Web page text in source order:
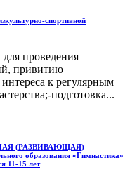
спортивной
проведения
привитию
к регулярным
подготовка...
(РАЗВИВАЮЩАЯ)
образования «Гимнастика»
11-15 лет